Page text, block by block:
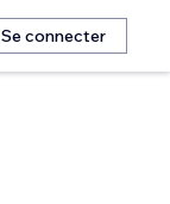
Se connecter